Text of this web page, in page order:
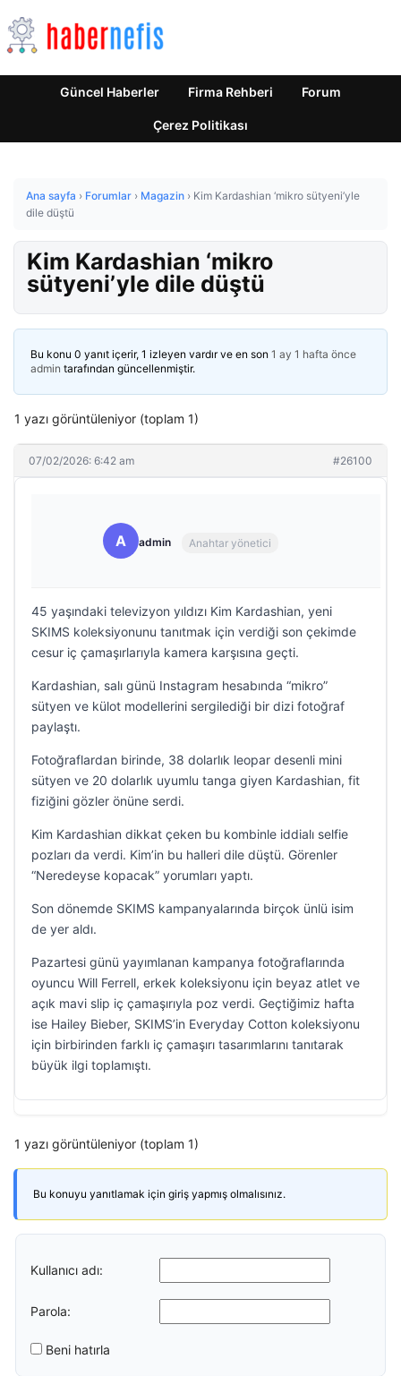
Güncel Haberler Firma Rehberi Forum
Çerez Politikası
Ana sayfa › Forumlar › Magazin › Kim Kardashian ‘mikro sütyeni’yle
dile düştü
Kim Kardashian ‘mikro
sütyeni’yle dile düştü
Bu konu 0 yanıt içerir, 1 izleyen vardır ve en son 1 ay 1 hafta önce
admin tarafından güncellenmiştir.
1 yazı görüntüleniyor (toplam 1)
07/02/2026: 6:42 am #26100
A admin Anahtar yönetici
45 yaşındaki televizyon yıldızı Kim Kardashian, yeni
SKIMS koleksiyonunu tanıtmak için verdiği son çekimde
cesur iç çamaşırlarıyla kamera karşısına geçti.
Kardashian, salı günü Instagram hesabında “mikro”
sütyen ve külot modellerini sergilediği bir dizi fotoğraf
paylaştı.
Fotoğraflardan birinde, 38 dolarlık leopar desenli mini
sütyen ve 20 dolarlık uyumlu tanga giyen Kardashian, fit
fiziğini gözler önüne serdi.
Kim Kardashian dikkat çeken bu kombinle iddialı selfie
pozları da verdi. Kim’in bu halleri dile düştü. Görenler
“Neredeyse kopacak” yorumları yaptı.
Son dönemde SKIMS kampanyalarında birçok ünlü isim
de yer aldı.
Pazartesi günü yayımlanan kampanya fotoğraflarında
oyuncu Will Ferrell, erkek koleksiyonu için beyaz atlet ve
açık mavi slip iç çamaşırıyla poz verdi. Geçtiğimiz hafta
ise Hailey Bieber, SKIMS’in Everyday Cotton koleksiyonu
için birbirinden farklı iç çamaşırı tasarımlarını tanıtarak
büyük ilgi toplamıştı.
1 yazı görüntüleniyor (toplam 1)
Bu konuyu yanıtlamak için giriş yapmış olmalısınız.
Kullanıcı adı:
Parola:
Beni hatırla